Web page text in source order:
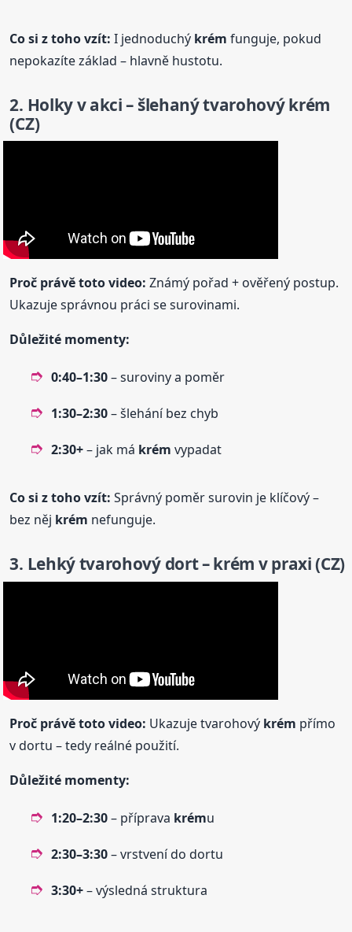
Co si z toho vzít: I jednoduchý krém funguje, pokud
nepokazíte základ – hlavně hustotu.
2. Holky v akci – šlehaný tvarohovýkrém
(CZ)
Proč právě toto video: Známý pořad + ověřený postup.
Ukazuje správnou práci se surovinami.
Důležité momenty:
0:40–1:30– suroviny a poměr
1:30–2:30– šlehání bez chyb
2:30+– jak má krém vypadat
Co si z toho vzít: Správný poměr surovin je klíčový –
bez něj krém nefunguje.
3. Lehký tvarohový dort –krém v praxi (CZ)
Proč právě toto video: Ukazuje tvarohový krém přímo
v dortu – tedy reálné použití.
Důležité momenty:
1:20–2:30– příprava krému
2:30–3:30– vrstvení do dortu
3:30+– výsledná struktura